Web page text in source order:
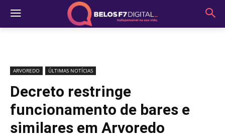
ARVOREDO ÚLTIMAS NOTÍCIAS
Decreto restringe
funcionamento de bares e
similares em Arvoredo